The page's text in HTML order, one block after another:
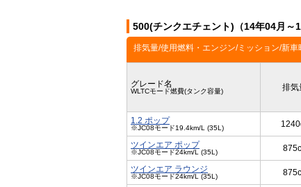
500(チンクエチェント)（14年04月～
排気量/使用燃料・エンジン/ミッション/新車
グレード名
WLTCモード燃費(タンク容量) 排気
1.2 ポップ
※JC08モード19.4km/L (35L)
ツインエア ポップ
※JC08モード24km/L (35L)
ツインエア ラウンジ
※JC08モード24km/L (35L)